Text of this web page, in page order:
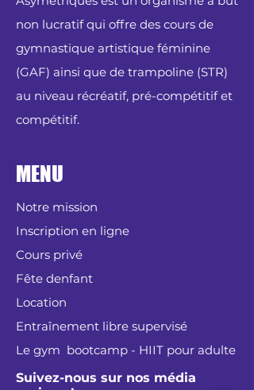
non lucratif qui offre des cours de
gymnastique artistique féminine
(GAF) ainsi que de trampoline (STR)
au niveau récréatif, pré-compétitif et
compétitif.
MENU
Notre mission
Inscription en ligne
Cours privé
Fête denfant
Location
Entraînement libre supervisé
Le gym bootcamp - HIIT pour adulte
Suivez-nous sur nos média